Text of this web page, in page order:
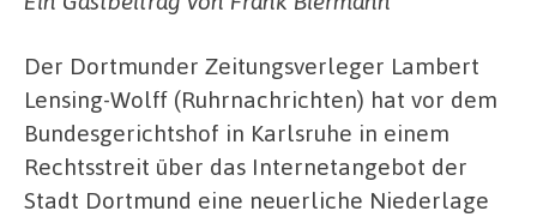
Der Dortmunder Zeitungsverleger Lambert
Lensing-Wolff (Ruhrnachrichten) hat vor dem
Bundesgerichtshof in Karlsruhe in einem
Rechtsstreit über das Internetangebot der
Stadt Dortmund eine neuerliche Niederlage